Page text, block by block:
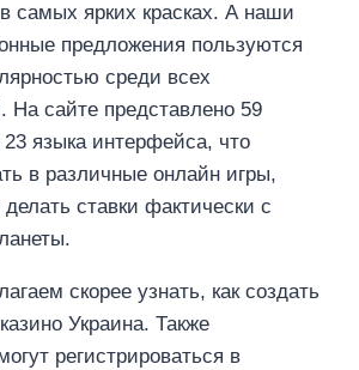
самых ярких красках. А наши
предложения пользуются
среди всех
На сайте представлено 59
языка интерфейса, что
в различные онлайн игры,
ставки фактически с
скорее узнать, как создать
Украина. Также
регистрироваться в